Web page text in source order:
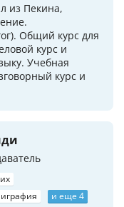
из Пекина,
Общий курс для
курс и
Учебная
курс и
и еще 4